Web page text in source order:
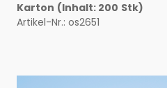
Karton (Inhalt: 200 Stk)
Artikel-Nr.: os2651